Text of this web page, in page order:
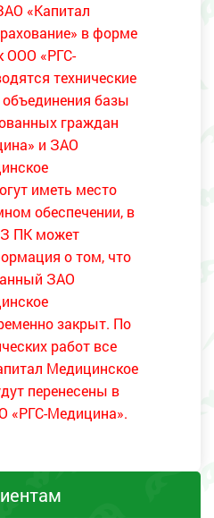
«Капитал
в форме
ООО «РГС-
технические
базы
граждан
и ЗАО
иметь место
обеспечении, в
ПК может
о том, что
ЗАО
закрыт. По
работ все
Медицинское
перенесены в
«РГС-Медицина».